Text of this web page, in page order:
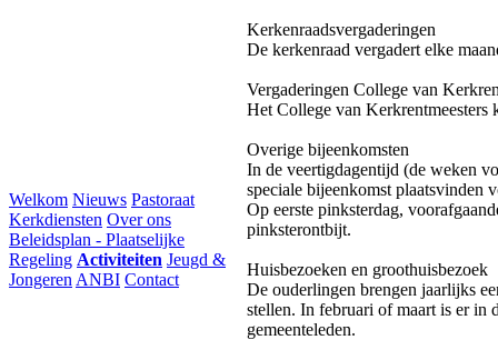
Welkom Nieuws Pastoraat
Kerkdiensten Over ons
Beleidsplan - Plaatselijke
Regeling Activiteiten Jeugd &
Jongeren ANBI Contact
Kerkenraadsvergaderingen
De kerkenraad vergadert elke
Vergaderingen College van
Het College van Kerkrentmeesters
Overige bijeenkomsten
In de veertigdagentijd (de weken
speciale bijeenkomst plaatsvinden
Op eerste pinksterdag,
pinksterontbijt.
Huisbezoeken en groothuisbezoek
De ouderlingen brengen jaarlijks
stellen. In februari of maart is er in
gemeenteleden.